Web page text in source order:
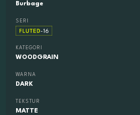
Burbage
SERI
KATEGORI
WOODGRAIN
WARNA
DARK
TEKSTUR
MATTE